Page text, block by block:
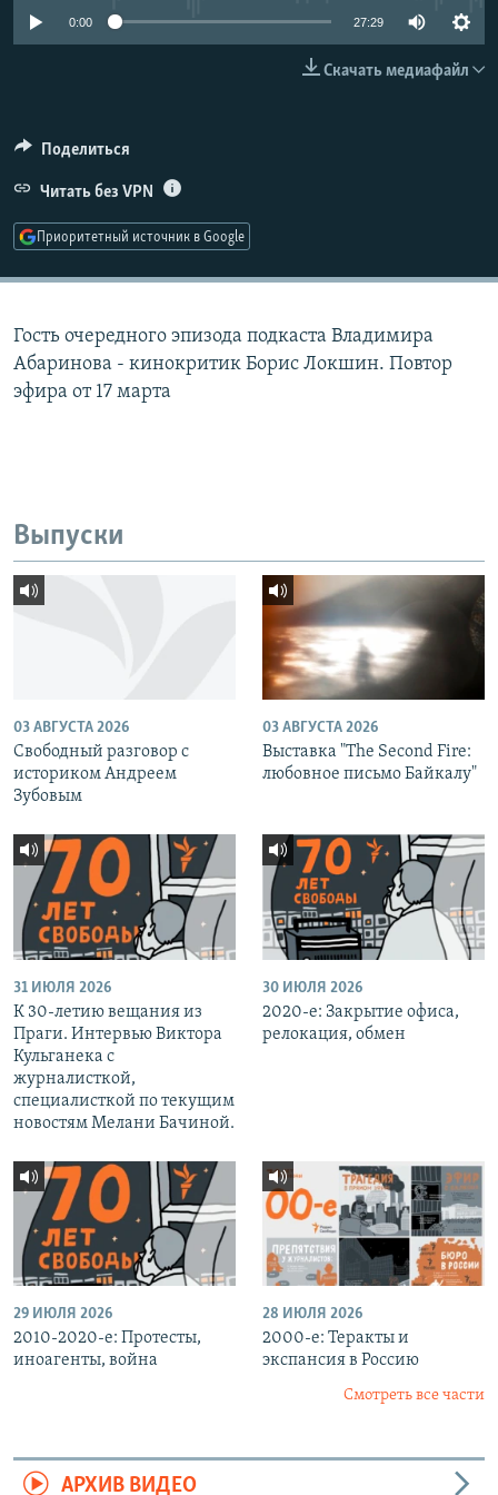
РАСПИСАНИЕ ВЕЩАНИЯ
0:00 27:29
Скачать медиафайл
Поделиться
Читать без VPN
Приоритетный источник в Google
Гость очередного эпизода подкаста Владимира
Абаринова - кинокритик Борис Локшин. Повтор
эфира от 17 марта
Выпуски
03 АВГУСТА 2026
Свободный разговор с
историком Андреем
Зубовым
03 АВГУСТА 2026
Выставка "The Second Fire:
любовное письмо Байкалу"
31 ИЮЛЯ 2026
К 30-летию вещания из
Праги. Интервью Виктора
Кульганека с
журналисткой,
специалисткой по текущим
новостям Мелани Бачиной.
30 ИЮЛЯ 2026
2020-е: Закрытие офиса,
релокация, обмен
29 ИЮЛЯ 2026
2010-2020-е: Протесты,
иноагенты, война
28 ИЮЛЯ 2026
2000-е: Теракты и
экспансия в Россию
Смотреть все части
АРХИВ ВИДЕО